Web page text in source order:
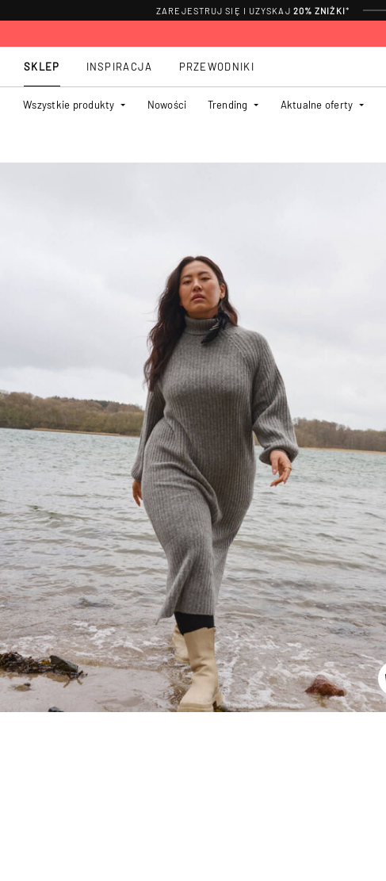
ZAREJESTRUJ SIĘ I UZYSKAJ 20% ZNIŻKI*
SKLEP
Wszystkie produkty Nowości Trending Aktualne oferty
INSPIRACJA PRZEWODNIKI